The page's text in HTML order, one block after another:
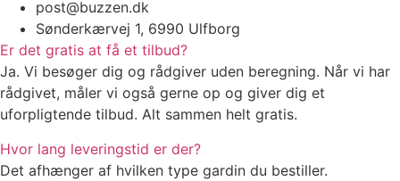
post@buzzen.dk
Sønderkærvej 1, 6990 Ulfborg
Er det gratis at få et tilbud?
Ja. Vi besøger dig og rådgiver uden beregning. Når vi har
rådgivet, måler vi også gerne op og giver dig et
uforpligtende tilbud. Alt sammen helt gratis.
Hvor lang leveringstid er der?
Det afhænger af hvilken type gardin du bestiller.